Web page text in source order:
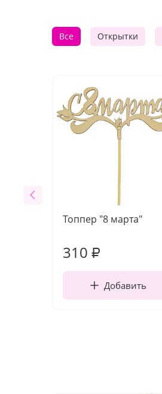
Все Открытки
Топпер "8 марта"
310 ₽
Добавить